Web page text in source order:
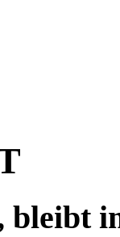
bleibt